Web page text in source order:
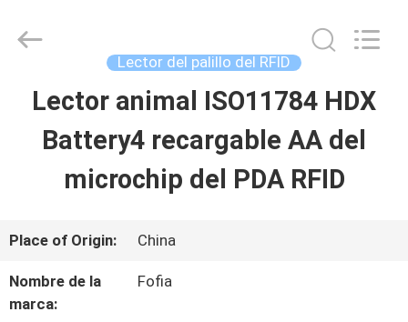
HOGAR
PRODUCTOS
VIDEOS
SOBRE
Fofia
Lector del palillo del RFID
Lector animal ISO11784 HDX
Battery4 recargable AA del
microchip del PDA RFID
Place of Origin: China
Nombre de la
marca:
Fofia